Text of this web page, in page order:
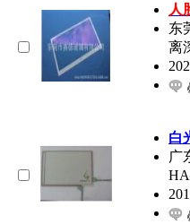
人
东
离
白
广